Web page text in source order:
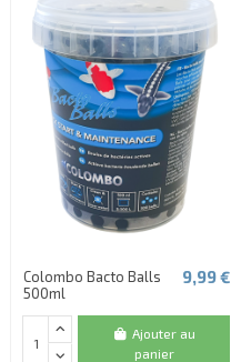
Colombo Bacto Balls
500ml
9,99 €
Ajouter au
panier